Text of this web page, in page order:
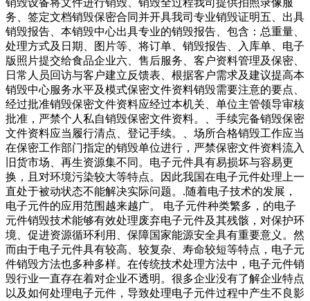
销毁设备将文件进行销毁、销毁全过程我司提供拍照录像服
务、签定文档销毁保密合同并开具我司专业销毁证明五、出具
销毁报告、本销毁中心出具专业的销毁报告、包含：总重量、
处理方式及日期、图片等、将订单、销毁报告、入库单、电子
版照片提交给食品企业六、售后服务、客户资料管理及保密、
日常人员回访与客户建立反馈表、根据客户需求及建议提高本
销毁中心服务水平及模式保密文件资料销毁需要注意的要点、
经过批准销毁保密文件资料应经过本机关、单位主管领导审核
批准，严禁个人私自销毁保密文件资料。、手续完备销毁保密
文件资料应当履行清点、登记手续。、场所合格销毁工作应当
在保密工作部门指定的销毁单位进行，严禁保密文件资料流入
旧货市场、再生资源集不同。电子元件具有易损坏与容易更
换，且对环境污染较大等特点。因此我国在电子元件处理上一
直处于被动状态不能解决实际问题。.随着电子技术的发展，
电子元件的应用范围越来越广。 电子元件种类繁多，的电子
元件销毁技术能够有效处理废弃电子元件及其残骸，对保护环
境、促进资源循环利用、保障国家能源安全具有重要意义。然
而由于电子元件具有较高、较复杂、寿命较短等特点，电子元
件销毁方法也多种多样。在传统技术处理方法中，电子元件销
毁行业一直存在着对企业不透明。很多企业没有了解企业特点
以及如何处理电子元件，导致处理电子元件过程中产生不良影